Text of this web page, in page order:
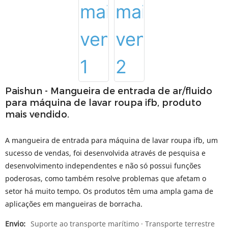
Paishun - Mangueira de entrada de ar/fluido
para máquina de lavar roupa ifb, produto
mais vendido.
A mangueira de entrada para máquina de lavar roupa ifb, um
sucesso de vendas, foi desenvolvida através de pesquisa e
desenvolvimento independentes e não só possui funções
poderosas, como também resolve problemas que afetam o
setor há muito tempo. Os produtos têm uma ampla gama de
aplicações em mangueiras de borracha.
Envio: Suporte ao transporte marítimo · Transporte terrestre